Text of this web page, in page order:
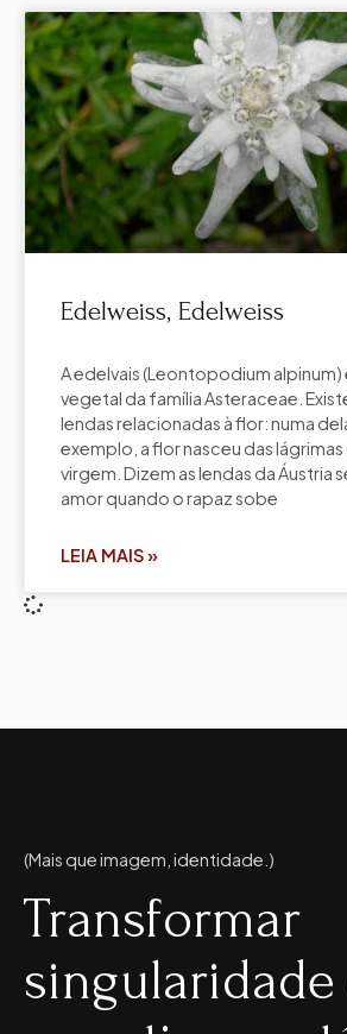
Edelweiss, Edelweiss
A edelvais (Leontopodium alpinum)
vegetal da família Asteraceae.
lendas relacionadas à flor: numa
exemplo, a flor nasceu das
virgem. Dizem as lendas da Áustria
amor quando o rapaz sobe
LEIA MAIS »
(Mais que imagem, identidade.)
Transformar
singularidade